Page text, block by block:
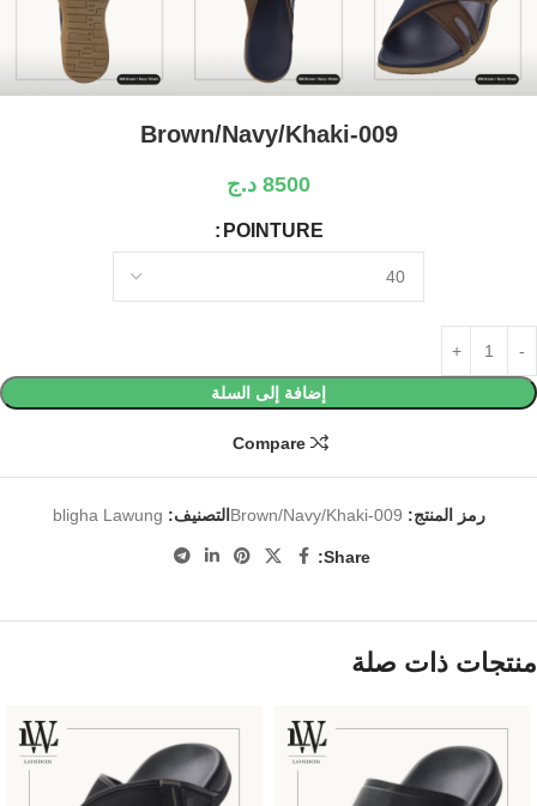
Brown/Navy/Khaki-009
8500 د.ج
POINTURE
إضافة إلى السلة
Compare
رمز المنتج: Brown/Navy/Khaki-009 التصنيف: bligha Lawung
Share:
منتجات ذات صلة